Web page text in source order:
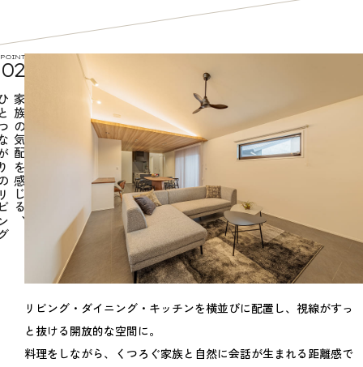
POINT
02
家族の気配を感じる、
ビング
リビング・ダイニング・キッチンを横並びに配置し、視線がすっ
と抜ける開放的な空間に。
料理をしながら、くつろぐ家族と自然に会話が生まれる距離感で